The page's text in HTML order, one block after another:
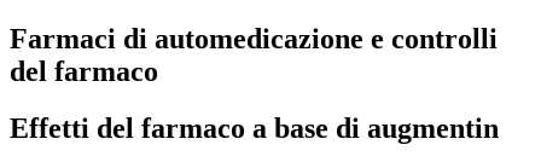
Farmaci di automedicazione e controlli
del farmaco
Effetti del farmaco a base di augmentin